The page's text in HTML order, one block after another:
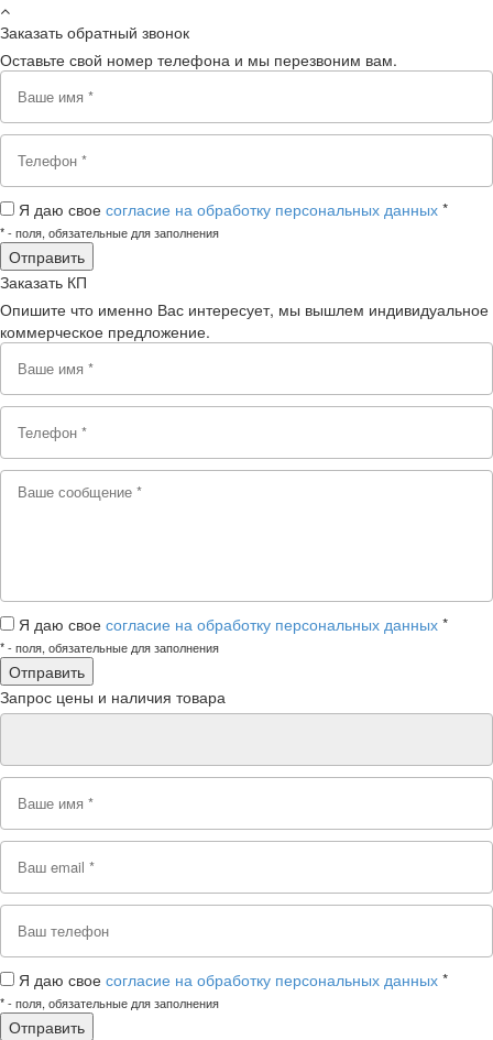
Заказать обратный звонок
Оставьте свой номер телефона и мы перезвоним вам.
Я даю свое согласие на обработку персональных данных *
*- поля, обязательные для заполнения
Заказать КП
Опишите что именно Вас интересует, мы вышлем индивидуальное
коммерческое предложение.
Я даю свое согласие на обработку персональных данных *
*- поля, обязательные для заполнения
Запрос цены и наличия товара
Я даю свое согласие на обработку персональных данных *
*- поля, обязательные для заполнения